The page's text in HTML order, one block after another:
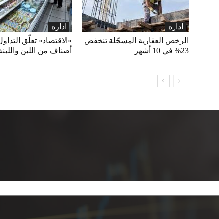
اداره
أصناف من اللبن
اداره
الرخص العقارية المسجّلة تنخفض
23% في 10 أشهر